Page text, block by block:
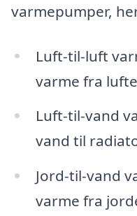
varmepumper,
Luft-til-luft
varme fra
Luft-til-vand
vand til
Jord-til-vand
varme fra